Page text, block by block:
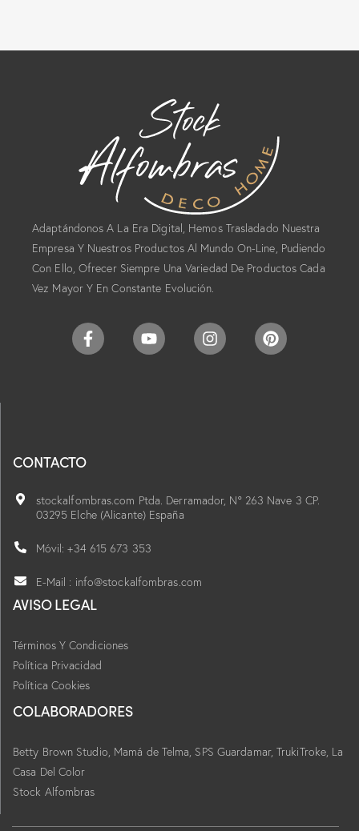
Adaptándonos A La Era Digital, Hemos Trasladado Nuestra
Empresa Y Nuestros Productos Al Mundo On-Line, Pudiendo
Con Ello, Ofrecer Siempre Una Variedad De Productos Cada
Vez Mayor Y En Constante Evolución.
CONTACTO
stockalfombras.com Ptda. Derramador, Nº 263 Nave 3 CP.
03295 Elche (Alicante) España
Móvil: +34 615 673 353
E-Mail : info@stockalfombras.com
AVISO LEGAL
Términos Y Condiciones
Política Privacidad
Política Cookies
COLABORADORES
Betty Brown Studio, Mamá de Telma, SPS Guardamar, TrukiTroke, La
Casa Del Color
Stock Alfombras